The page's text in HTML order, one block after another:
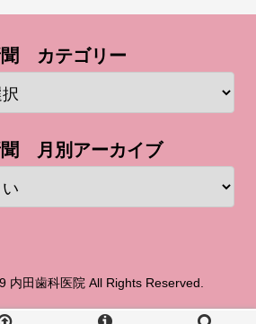
聞 カテゴリー
聞 月別アーカイブ
内田歯科医院 All Rights Reserved.